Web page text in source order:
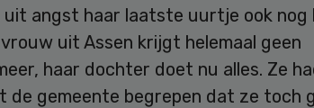
uit angst haar laatste uurtje ook
uit Assen krijgt helemaal geen
haar dochter doet nu alles. Ze
de gemeente begrepen dat ze toch